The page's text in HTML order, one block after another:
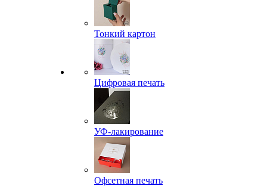
Тонкий картон
Цифровая печать
УФ-лакирование
Офсетная печать